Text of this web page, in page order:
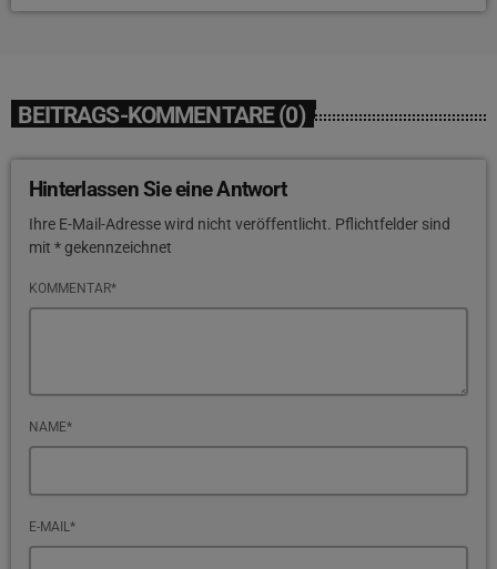
BEITRAGS-KOMMENTARE (0)
Hinterlassen Sie eine Antwort
Ihre E-Mail-Adresse wird nicht veröffentlicht. Pflichtfelder sind
mit * gekennzeichnet
KOMMENTAR*
NAME*
E-MAIL*